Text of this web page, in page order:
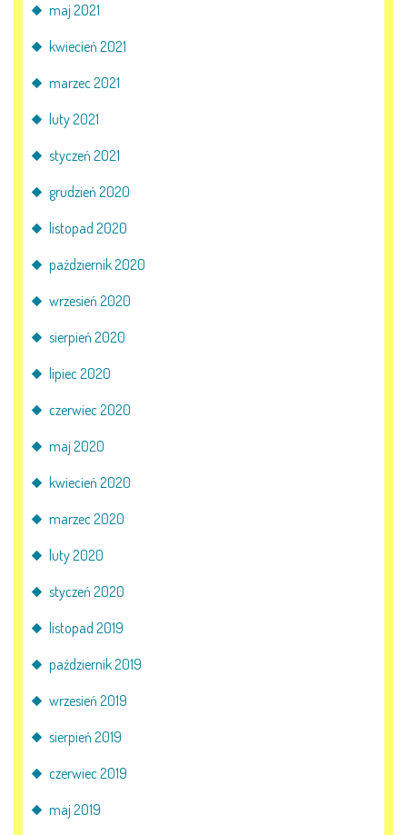
maj 2021
kwiecień 2021
marzec 2021
luty 2021
styczeń 2021
grudzień 2020
listopad 2020
październik 2020
wrzesień 2020
sierpień 2020
lipiec 2020
czerwiec 2020
maj 2020
kwiecień 2020
marzec 2020
luty 2020
styczeń 2020
listopad 2019
październik 2019
wrzesień 2019
sierpień 2019
czerwiec 2019
maj 2019